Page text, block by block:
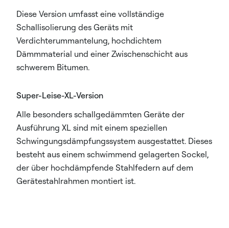
Diese Version umfasst eine vollständige
Schallisolierung des Geräts mit
Verdichterummantelung, hochdichtem
Dämmmaterial und einer Zwischenschicht aus
schwerem Bitumen.
Super-Leise-XL-Version
Alle besonders schallgedämmten Geräte der
Ausführung XL sind mit einem speziellen
Schwingungsdämpfungssystem ausgestattet. Dieses
besteht aus einem schwimmend gelagerten Sockel,
der über hochdämpfende Stahlfedern auf dem
Gerätestahlrahmen montiert ist.